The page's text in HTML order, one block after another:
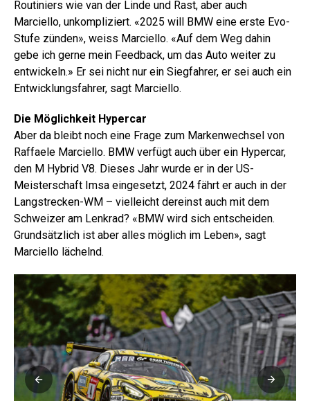
Routiniers wie van der Linde und Rast, aber auch
Marciello, unkompliziert. «2025 will BMW eine erste Evo-
Stufe zünden», weiss Marciello. «Auf dem Weg dahin
gebe ich gerne mein Feedback, um das Auto weiter zu
entwickeln.» Er sei nicht nur ein Siegfahrer, er sei auch ein
Entwicklungsfahrer, sagt Marciello.
Die Möglichkeit Hypercar
Aber da bleibt noch eine Frage zum Markenwechsel von
Raffaele Marciello. BMW verfügt auch über ein Hypercar,
den M Hybrid V8. Dieses Jahr wurde er in der US-
Meisterschaft Imsa eingesetzt, 2024 fährt er auch in der
Langstrecken-WM – vielleicht dereinst auch mit dem
Schweizer am Lenkrad? «BMW wird sich entscheiden.
Grundsätzlich ist aber alles möglich im Leben», sagt
Marciello lächelnd.